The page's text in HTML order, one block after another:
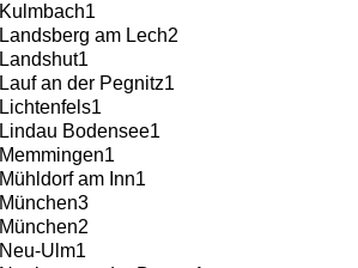
Kulmbach1
Landsberg am Lech2
Landshut1
Lauf an der Pegnitz1
Lichtenfels1
Lindau Bodensee1
Memmingen1
Mühldorf am Inn1
München3
München2
Neu-Ulm1